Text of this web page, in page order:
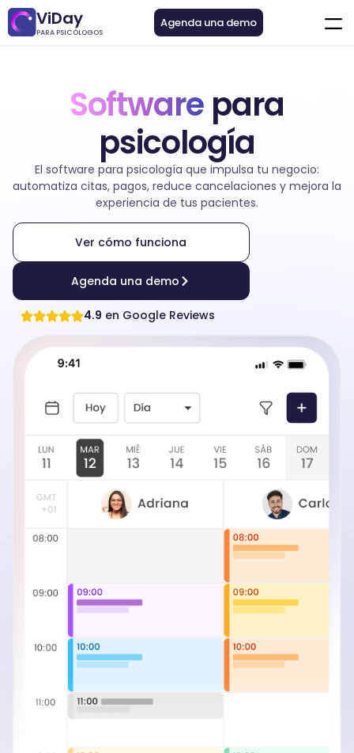
ViDay
PARA PSICÓLOGOS
Agenda una demo
Software para
psicología
El software para psicología que impulsa tu negocio:
automatiza citas, pagos, reduce cancelaciones y mejora la
experiencia de tus pacientes.
Ver cómo funciona
Agenda una demo
4.9 en Google Reviews